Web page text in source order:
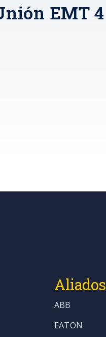
EMT 4
Aliados
ABB
EATON